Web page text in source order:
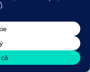
thì chi
lý thế nào?
du lịch, sửa
TK 627